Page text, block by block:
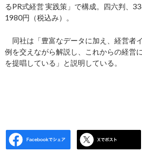
るPR式経営 実践策」で構成。四六判、
1980円（税込み）。
同社は「豊富なデータに加え、経営者
例を交えながら解説し、これからの経営
を提唱している」と説明している。